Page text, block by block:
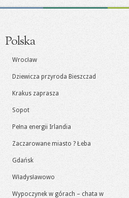
Polska
Wrocław
Dziewicza przyroda Bieszczad
Krakus zaprasza
Sopot
Pełna energii Irlandia
Zaczarowane miasto ? Łeba
Gdańsk
Władysławowo
Wypoczynek w górach – chata w